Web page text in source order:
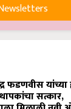
फडणवीस
सत्कार,